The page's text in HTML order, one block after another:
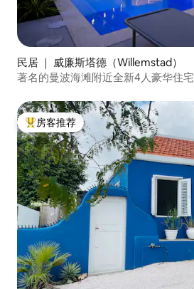
民居 ｜ 威廉斯塔德（Willemstad）
著名的曼波海滩附近全新4人豪华住宅
热门「房客推荐」
房客推荐